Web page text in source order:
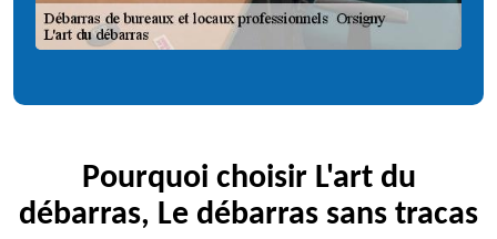
Pourquoi choisir L'art du
débarras, Le débarras sans tracas